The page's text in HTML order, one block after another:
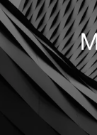
Skip
to
the
content